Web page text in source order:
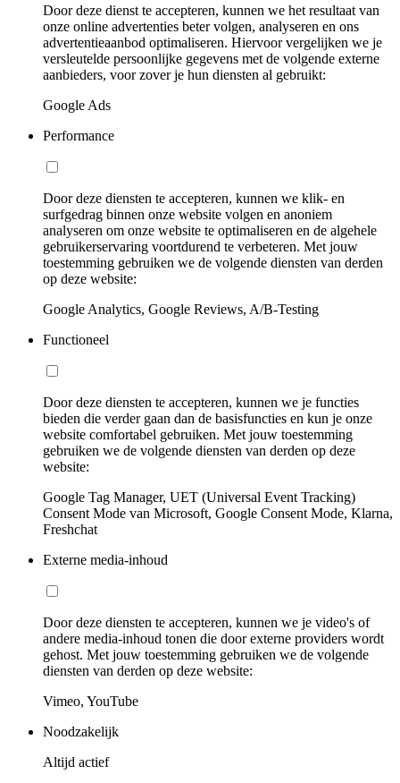
Door deze dienst te accepteren, kunnen we het resultaat van
onze online advertenties beter volgen, analyseren en ons
advertentieaanbod optimaliseren. Hiervoor vergelijken we je
versleutelde persoonlijke gegevens met de volgende externe
aanbieders, voor zover je hun diensten al gebruikt:
Google Ads
Performance
Door deze diensten te accepteren, kunnen we klik- en
surfgedrag binnen onze website volgen en anoniem
analyseren om onze website te optimaliseren en de algehele
gebruikerservaring voortdurend te verbeteren. Met jouw
toestemming gebruiken we de volgende diensten van derden
op deze website:
Google Analytics, Google Reviews, A/B-Testing
Functioneel
Door deze diensten te accepteren, kunnen we je functies
bieden die verder gaan dan de basisfuncties en kun je onze
website comfortabel gebruiken. Met jouw toestemming
gebruiken we de volgende diensten van derden op deze
website:
Google Tag Manager, UET (Universal Event Tracking)
Consent Mode van Microsoft, Google Consent Mode, Klarna,
Freshchat
Externe media-inhoud
Door deze diensten te accepteren, kunnen we je video's of
andere media-inhoud tonen die door externe providers wordt
gehost. Met jouw toestemming gebruiken we de volgende
diensten van derden op deze website:
Vimeo, YouTube
Noodzakelijk
Altijd actief